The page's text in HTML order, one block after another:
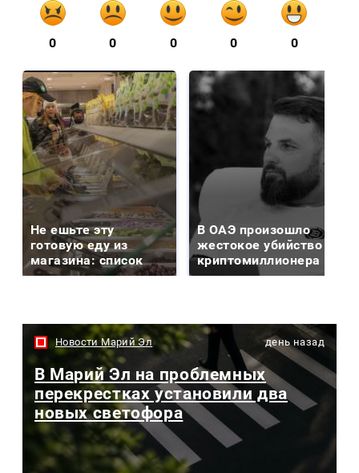
0 0 0 0 0
Не ешьте эту
готовую еду из
магазина: список
В ОАЭ произошло
жестокое убийство
криптомиллионера
Новости Марий Эл день назад
В Марий Эл на проблемных
перекрестках установили два
новых светофора